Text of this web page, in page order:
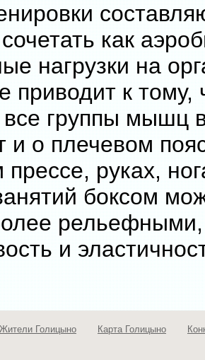
как
нагрузки на
приводит к тому,
все группы мышц
и о плечевом
руках,
боксом
рельефными,
и
Жители Голицыно Карта Голицыно